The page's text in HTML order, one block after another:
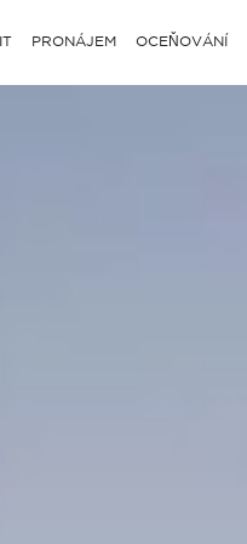
PRONÁJEM OCEŇOVÁNÍ